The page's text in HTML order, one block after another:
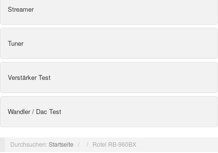
Streamer
Tuner
Verstärker Test
Wandler / Dac Test
Durchsuchen:Startseite / / Rotel RB-960BX